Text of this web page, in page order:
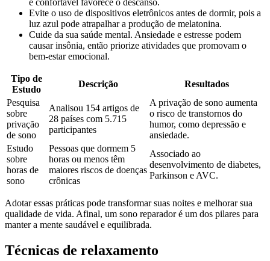
e confortável favorece o descanso.
Evite o uso de dispositivos eletrônicos antes de dormir, pois a
luz azul pode atrapalhar a produção de melatonina.
Cuide da sua saúde mental. Ansiedade e estresse podem
causar insônia, então priorize atividades que promovam o
bem-estar emocional.
Tipo de
Estudo
Descrição
Resultados
Pesquisa
sobre
privação
de sono
Analisou 154 artigos de
28 países com 5.715
participantes
A privação de sono aumenta
o risco de transtornos do
humor, como depressão e
ansiedade.
Estudo
sobre
horas de
sono
Pessoas que dormem 5
horas ou menos têm
maiores riscos de doenças
crônicas
Associado ao
desenvolvimento de diabetes,
Parkinson e AVC.
Adotar essas práticas pode transformar suas noites e melhorar sua
qualidade de vida. Afinal, um sono reparador é um dos pilares para
manter a mente saudável e equilibrada.
Técnicas de relaxamento